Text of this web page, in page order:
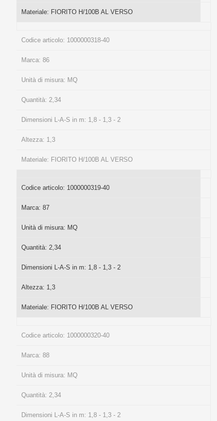
Materiale: FIORITO H/100B AL VERSO
Codice articolo: 1000000318-40
Marca: 86
Unità di misura: MQ
Quantità: 2,34
Dimensioni L-A-S in m: 1,8 - 1,3 - 2
Altezza: 1,3
Materiale: FIORITO H/100B AL VERSO
Codice articolo: 1000000319-40
Marca: 87
Unità di misura: MQ
Quantità: 2,34
Dimensioni L-A-S in m: 1,8 - 1,3 - 2
Altezza: 1,3
Materiale: FIORITO H/100B AL VERSO
Codice articolo: 1000000320-40
Marca: 88
Unità di misura: MQ
Quantità: 2,34
Dimensioni L-A-S in m: 1,8 - 1,3 - 2